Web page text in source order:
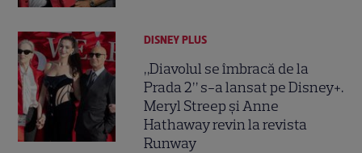
DISNEY PLUS
„Diavolul se îmbracă de la
Prada 2” s-a lansat pe Disney+.
Meryl Streep și Anne
Hathaway revin la revista
Runway